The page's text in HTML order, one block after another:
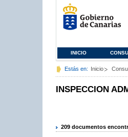
INICIO
Estás en: Inicio
INSPECCION
209 documentos